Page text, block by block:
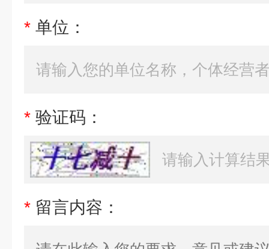
* 单位：
* 验证码：
* 留言内容：